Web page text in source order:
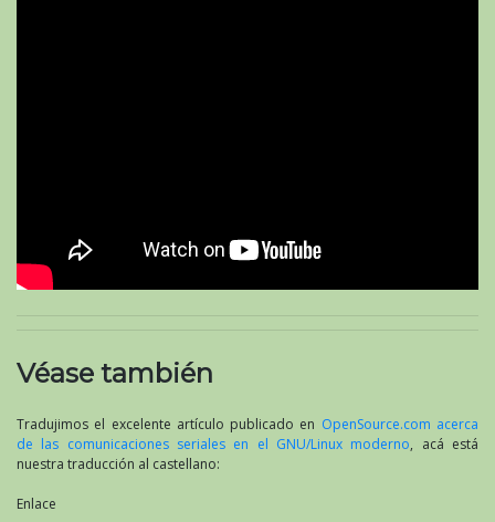
Véase también
Tradujimos el excelente artículo publicado en OpenSource.com acerca
de las comunicaciones seriales en el GNU/Linux moderno, acá está
nuestra traducción al castellano:
Enlace